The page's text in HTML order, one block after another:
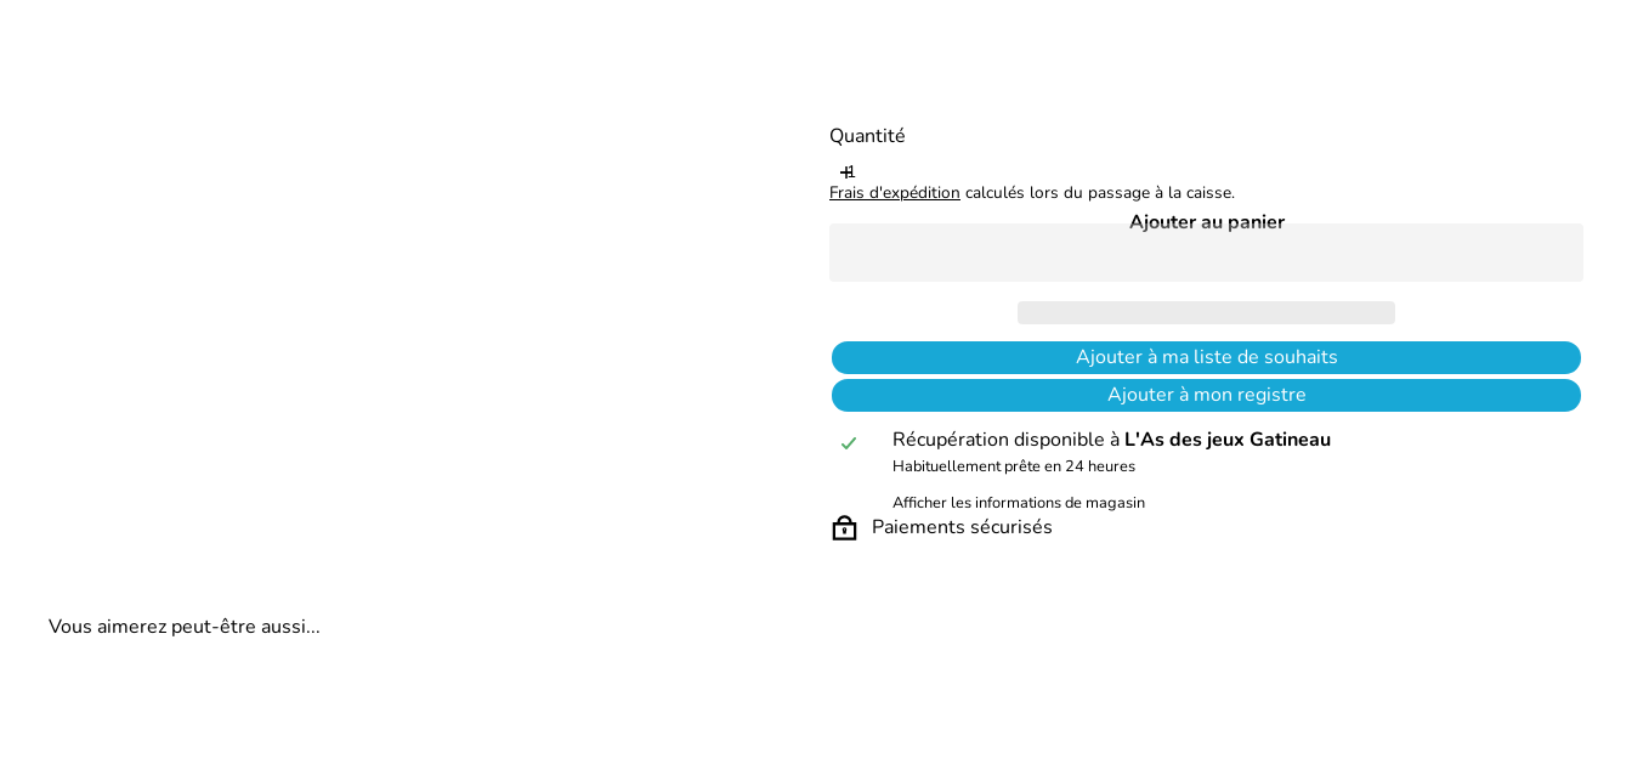
Quantité
Frais d'expédition calculés lors du passage à la caisse.
Ajouter au panier
Ajouter à ma liste de souhaits
Ajouter à mon registre
Récupération disponible à L'As des jeux Gatineau
Habituellement prête en 24 heures
Afficher les informations de magasin
Paiements sécurisés
Vous aimerez peut-être aussi...